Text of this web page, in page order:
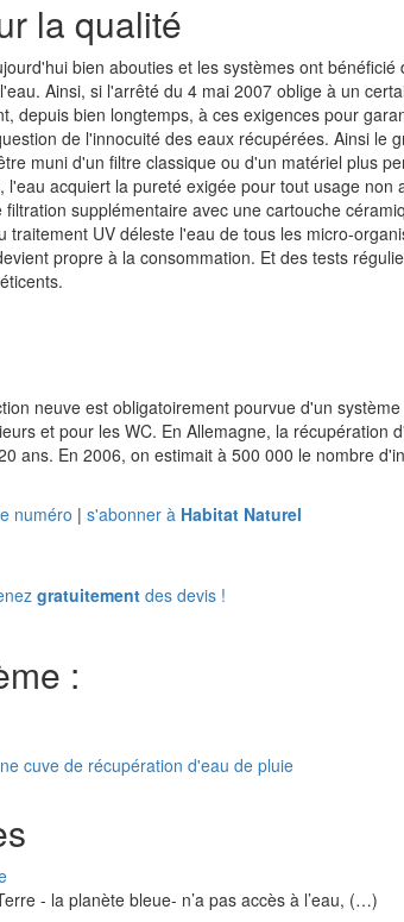
la qualité
bien abouties et les systèmes ont
Ainsi, si l'arrêté du 4 mai 2007 oblige à un
depuis bien longtemps, à ces exigences pour
de l'innocuité des eaux récupérées. Ainsi le
muni d'un filtre classique ou d'un matériel plus
l'eau acquiert la pureté exigée pour tout usage non
supplémentaire avec une cartouche
traitement UV déleste l'eau de tous les micro-
propre à la consommation. Et des tests
neuve est obligatoirement pourvue d'un
et pour les WC. En Allemagne, la récupération
ans. En 2006, on estimait à 500 000 le nombre
numéro | s'abonner à Habitat Naturel
gratuitement des devis !
:
cuve de récupération d'eau de pluie
- la planète bleue- n’a pas accès à l’eau, (…)